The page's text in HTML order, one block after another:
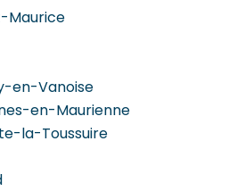
Maurice
en-Vanoise
en-Maurienne
la-Toussuire